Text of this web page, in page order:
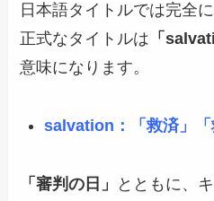
日本語タイトルでは完全
正式なタイトルは 「
意味になります。
salvation：「救済」「
「審判の日」
とともに、